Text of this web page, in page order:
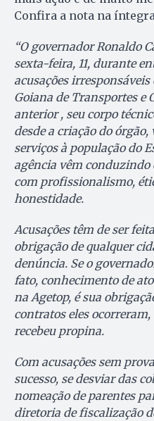
Confira a nota na
“O governador Ronaldo
sexta-feira, 11, durante
acusações
Goiana de Transportes e
anterior , seu corpo
desde a criação do
serviços à população do
agência vêm
com profissionalismo,
honestidade.
Acusações têm de ser
obrigação de qualquer
denúncia. Se o
fato, conhecimento de
na Agetop, é sua
contratos eles
recebeu propina.
Com acusações sem
sucesso, se desviar das
nomeação de parentes
diretoria de fiscalização